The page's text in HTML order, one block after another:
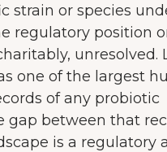
strain or species
regulatory position
unresolved.
one of the largest
of any probiotic
gap between that
is a regulatory